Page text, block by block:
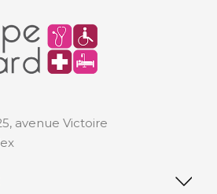
avenue Victoire